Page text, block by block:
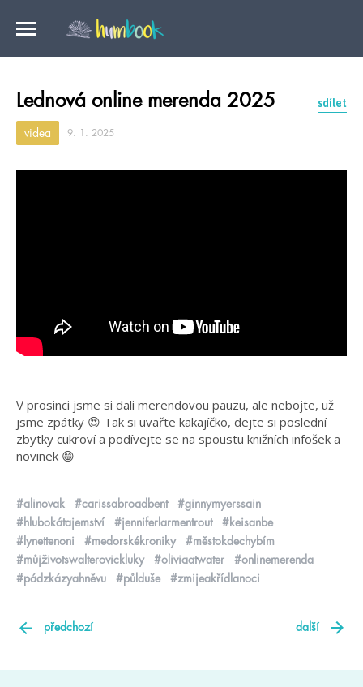
Lednová online merenda 2025 sdílet
videa 9. 1. 2025
V prosinci jsme si dali merendovou pauzu, ale nebojte, už
jsme zpátky 😍 Tak si uvařte kakajíčko, dejte si poslední
zbytky cukroví a podívejte se na spoustu knižních infošek a
novinek 😁
#alinovak #carissabroadbent
#ginnymyerssain
#hlubokátajemství
#jenniferlarmentrout
#keisanbe
#lynettenoni
#medorskékroniky
#městokdechybím
#můjživotswalterovickluky
#oliviaatwater
#onlinemerenda
#pádzkázyahněvu
#půlduše #zmijeakřídlanoci
předchozí další